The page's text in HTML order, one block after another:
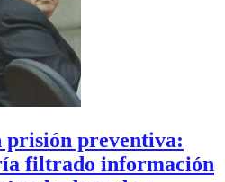
preventiva:
filtrado información